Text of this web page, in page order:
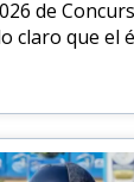
de
claro que el